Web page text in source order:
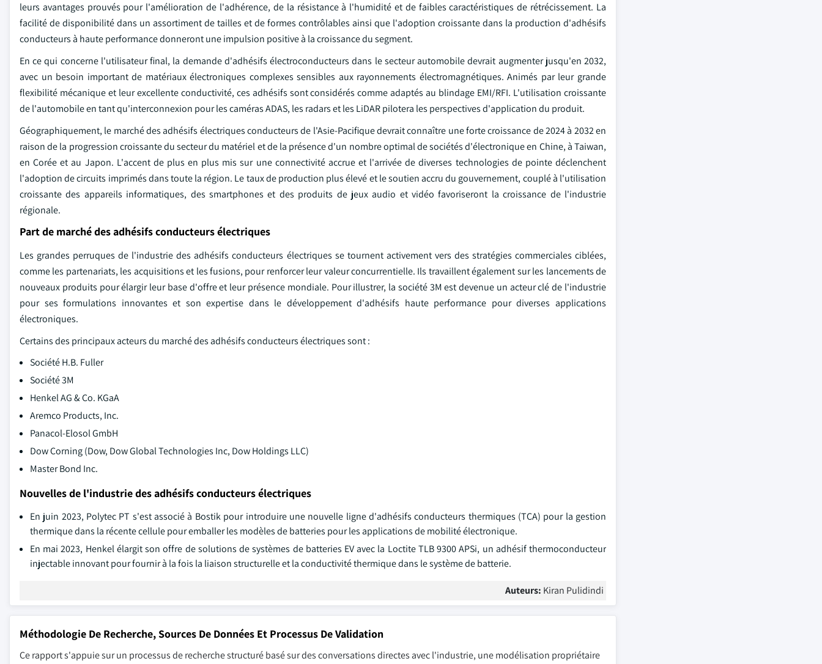
leurs avantages prouvés pour l'amélioration de l'adhérence, de la résistance à l'humidité et de faibles caractéristiques de rétrécissement. La
facilité de disponibilité dans un assortiment de tailles et de formes contrôlables ainsi que l'adoption croissante dans la production d'adhésifs
conducteurs à haute performance donneront une impulsion positive à la croissance du segment.
En ce qui concerne l'utilisateur final, la demande d'adhésifs électroconducteurs dans le secteur automobile devrait augmenter jusqu'en 2032,
avec un besoin important de matériaux électroniques complexes sensibles aux rayonnements électromagnétiques. Animés par leur grande
flexibilité mécanique et leur excellente conductivité, ces adhésifs sont considérés comme adaptés au blindage EMI/RFI. L'utilisation croissante
de l'automobile en tant qu'interconnexion pour les caméras ADAS, les radars et les LiDAR pilotera les perspectives d'application du produit.
Géographiquement, le marché des adhésifs électriques conducteurs de l'Asie-Pacifique devrait connaître une forte croissance de 2024 à 2032 en
raison de la progression croissante du secteur du matériel et de la présence d'un nombre optimal de sociétés d'électronique en Chine, à Taiwan,
en Corée et au Japon. L'accent de plus en plus mis sur une connectivité accrue et l'arrivée de diverses technologies de pointe déclenchent
l'adoption de circuits imprimés dans toute la région. Le taux de production plus élevé et le soutien accru du gouvernement, couplé à l'utilisation
croissante des appareils informatiques, des smartphones et des produits de jeux audio et vidéo favoriseront la croissance de l'industrie
régionale.
Part de marché des adhésifs conducteurs électriques
Les grandes perruques de l'industrie des adhésifs conducteurs électriques se tournent activement vers des stratégies commerciales ciblées,
comme les partenariats, les acquisitions et les fusions, pour renforcer leur valeur concurrentielle. Ils travaillent également sur les lancements de
nouveaux produits pour élargir leur base d'offre et leur présence mondiale. Pour illustrer, la société 3M est devenue un acteur clé de l'industrie
pour ses formulations innovantes et son expertise dans le développement d'adhésifs haute performance pour diverses applications
électroniques.
Certains des principaux acteurs du marché des adhésifs conducteurs électriques sont :
Société H.B. Fuller
Société 3M
Henkel AG & Co. KGaA
Aremco Products, Inc.
Panacol-Elosol GmbH
Dow Corning (Dow, Dow Global Technologies Inc, Dow Holdings LLC)
Master Bond Inc.
Nouvelles de l'industrie des adhésifs conducteurs électriques
En juin 2023, Polytec PT s'est associé à Bostik pour introduire une nouvelle ligne d'adhésifs conducteurs thermiques (TCA) pour la gestion
thermique dans la récente cellule pour emballer les modèles de batteries pour les applications de mobilité électronique.
En mai 2023, Henkel élargit son offre de solutions de systèmes de batteries EV avec la Loctite TLB 9300 APSi, un adhésif thermoconducteur
injectable innovant pour fournir à la fois la liaison structurelle et la conductivité thermique dans le système de batterie.
Auteurs: Kiran Pulidindi
Méthodologie De Recherche, Sources De Données Et Processus De Validation
Ce rapport s'appuie sur un processus de recherche structuré basé sur des conversations directes avec l'industrie, une modélisation propriétaire